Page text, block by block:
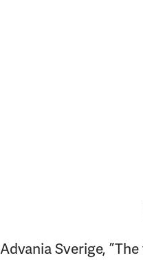
Advania Sverige,